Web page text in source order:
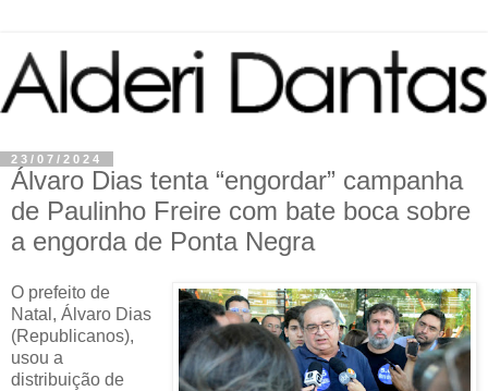
23/07/2024
Álvaro Dias tenta “engordar” campanha
de Paulinho Freire com bate boca sobre
a engorda de Ponta Negra
O prefeito de
Natal, Álvaro Dias
(Republicanos),
usou a
distribuição de